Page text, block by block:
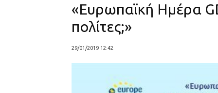
«Ευρωπαϊκή Ημέρα
πολίτες;»
29/01/2019 12:42